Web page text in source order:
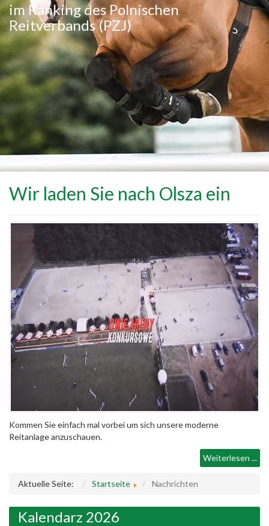
im Ranking des Polnischen
Reitverbands (PZJ)
Wir laden Sie nach Olsza ein
Kommen Sie einfach mal vorbei um sich unsere moderne
Reitanlage anzuschauen.
Weiterlesen ...
Aktuelle Seite: Startseite Nachrichten
Kalendarz 2026